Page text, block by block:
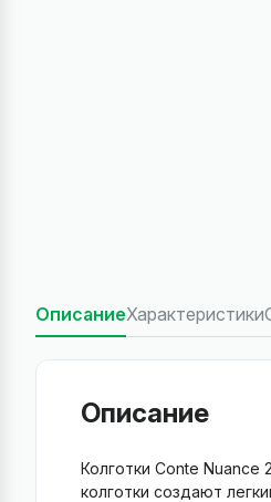
ОписаниеХарактеристики
Описание
Колготки Conte
колготки создают